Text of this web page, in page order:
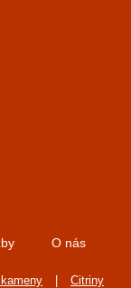
O nás
Citriny